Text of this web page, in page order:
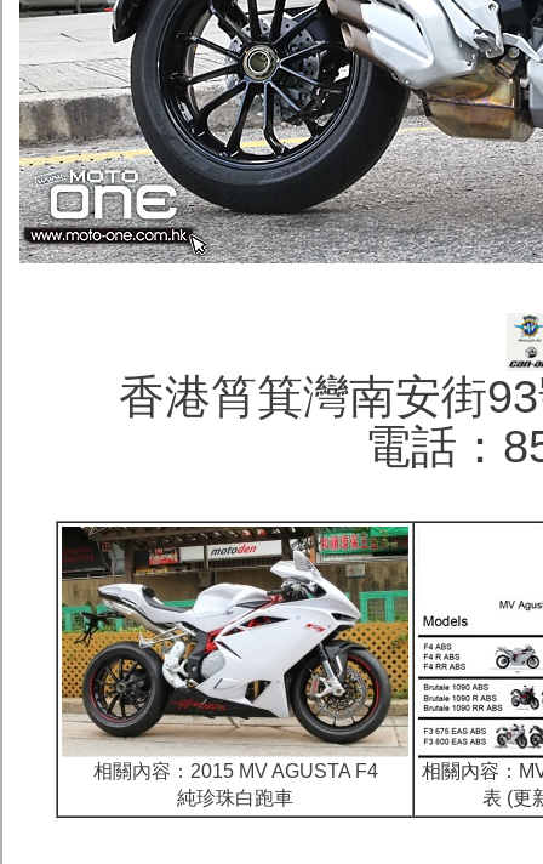
香港筲箕灣南安街
電話：
相關內容：2015 MV AGUSTA F4
純珍珠白跑車
相關內容：
表 (更